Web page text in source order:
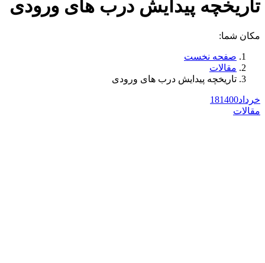
تاریخچه پیدایش درب های ورودی
مکان شما:
صفحه نخست
مقالات
تاریخچه پیدایش درب های ورودی
خرداد 181400
مقالات